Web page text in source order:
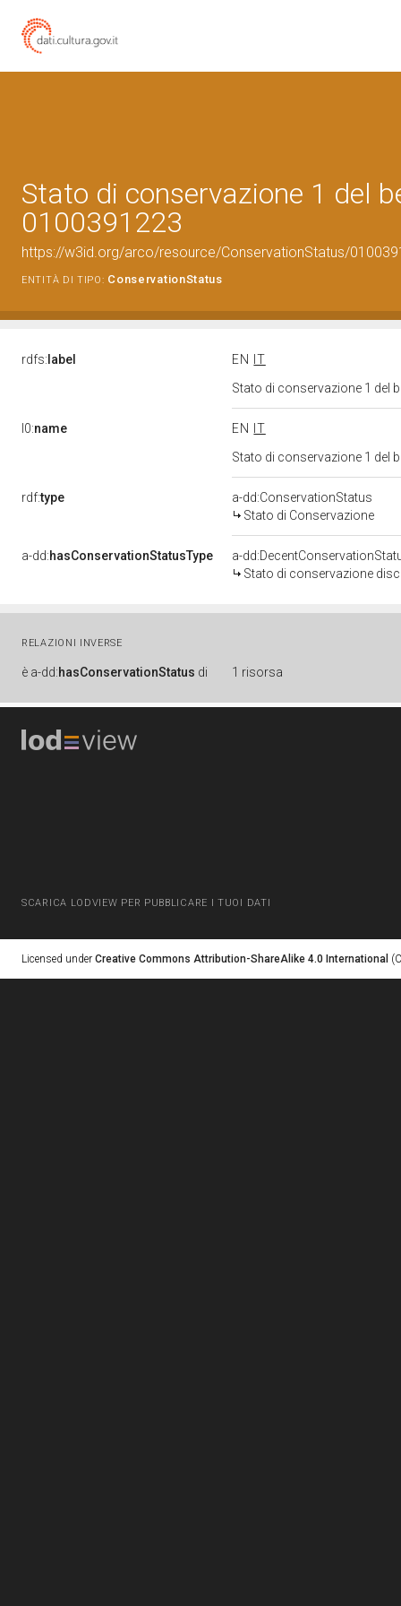
Stato di conservazione 1 del
0100391223
https://w3id.org/arco/resource/ConservationStatus/
ENTITÀ DI TIPO: ConservationStatus
rdfs: label EN
IT
Stato di conservazione 1 del
l0:name EN
IT
Stato di conservazione 1 del
rdf:type
a-dd:ConservationStatus
Stato di Conservazione
a-dd:hasConservationStatusType
a-
Stato di conservazione
RELAZIONI INVERSE
è a-dd:hasConservationStatus di 1 risorsa
SCARICA LODVIEW PER PUBBLICARE I TUOI DATI
Licensed under Creative Commons Attribution-ShareAlike 4.0 International